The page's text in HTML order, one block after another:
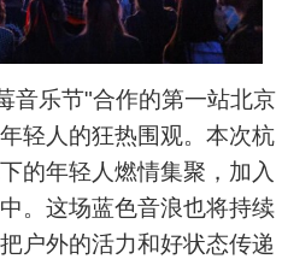
乐节"合作的第一站北京
轻人的狂热围观。本次杭
的年轻人燃情集聚，加入
。这场蓝色音浪也将持续
户外的活力和好状态传递